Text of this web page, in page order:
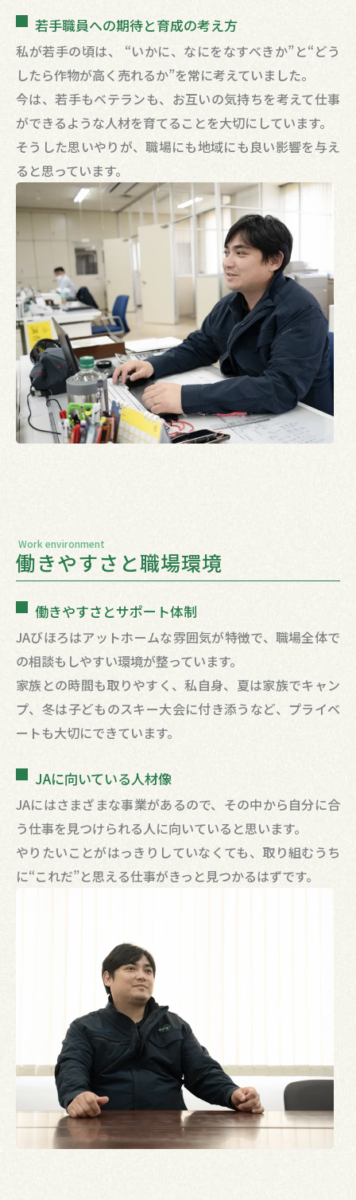
若手職員への期待と育成の考え方
私が若手の頃は、 “いかに、なにをなすべきか”と“どう
したら作物が高く売れるか”を常に考えていました。
今は、若手もベテランも、お互いの気持ちを考えて仕事
ができるような人材を育てることを大切にしています。
そうした思いやりが、職場にも地域にも良い影響を与え
ると思っています。
Work environment
働きやすさと職場環境
働きやすさとサポート体制
JAびほろはアットホームな雰囲気が特徴で、職場全体で
の相談もしやすい環境が整っています。
家族との時間も取りやすく、私自身、夏は家族でキャン
プ、冬は子どものスキー大会に付き添うなど、プライベ
ートも大切にできています。
JAに向いている人材像
JAにはさまざまな事業があるので、その中から自分に合
う仕事を見つけられる人に向いていると思います。
やりたいことがはっきりしていなくても、取り組むうち
に“これだ”と思える仕事がきっと見つかるはずです。